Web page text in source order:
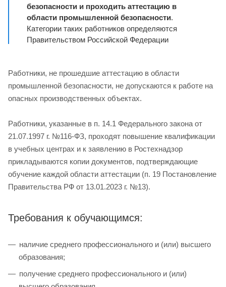
безопасности и проходить аттестацию в
области промышленной безопасности.
Категории таких работников определяются
Правительством Российской Федерации
Работники, не прошедшие аттестацию в области
промышленной безопасности, не допускаются к работе на
опасных производственных объектах.
Работники, указанные в п. 14.1 Федерального закона от
21.07.1997 г. №116-ФЗ, проходят повышение квалификации
в учебных центрах и к заявлению в Ростехнадзор
прикладываются копии документов, подтверждающие
обучение каждой области аттестации (п. 19 Постановление
Правительства РФ от 13.01.2023 г. №13).
Требования к обучающимся:
наличие среднего профессионального и (или) высшего
образования;
получение среднего профессионального и (или)